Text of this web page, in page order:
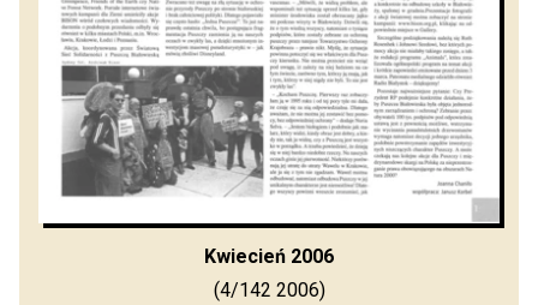
Kwiecień 2006
(4/142 2006)